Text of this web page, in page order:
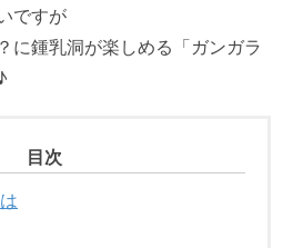
ですが
に鍾乳洞が楽しめる「ガンガラ
目次